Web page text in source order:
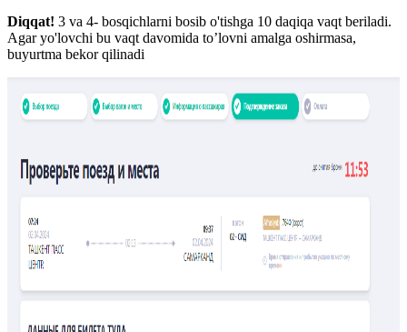
Diqqat! 3 va 4- bosqichlarni bosib o'tishga 10 daqiqa vaqt beriladi.
Agar yo'lovchi bu vaqt davomida to’lovni amalga oshirmasa,
buyurtma bekor qilinadi